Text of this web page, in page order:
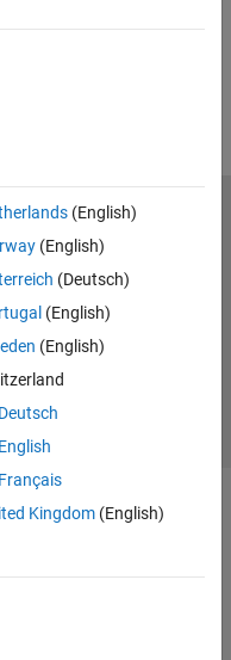
(English)
(English)
(Deutsch)
(English)
(English)
Deutsch
English
Français
Kingdom(English)
Estado de las aplicaciones